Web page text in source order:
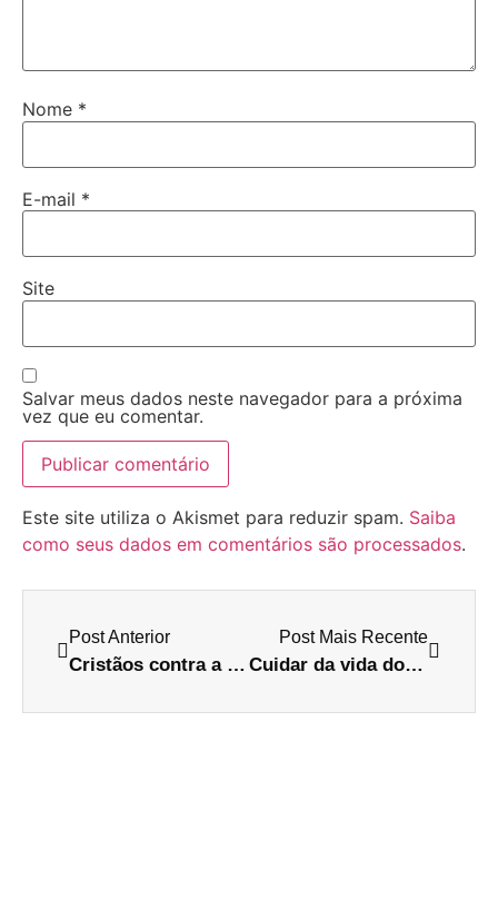
Nome *
E-mail *
Site
Salvar meus dados neste navegador para a próxima
vez que eu comentar.
Este site utiliza o Akismet para reduzir spam. Saiba
como seus dados em comentários são processados.
Post Anterior
Cristãos contra a idolatria no mundo Gospel
Post Mais Recente
Cuidar da vida dos outros é mais fácil que cuidar da sua própria